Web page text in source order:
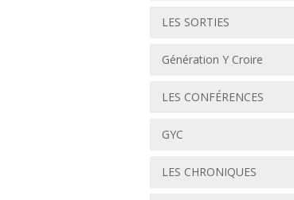
LES SORTIES
Génération Y Croire
LES CONFÉRENCES
GYC
LES CHRONIQUES